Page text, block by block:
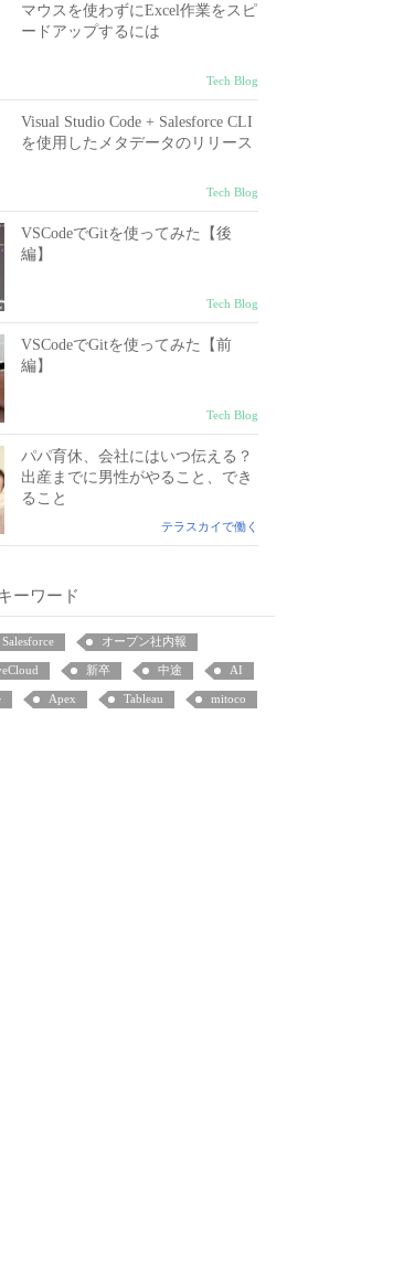
マウスを使わずにExcel作業をスピ
ードアップするには
Tech Blog
Visual Studio Code + Salesforce CLI
を使用したメタデータのリリース
Tech Blog
VSCodeでGitを使ってみた【後
編】
Tech Blog
VSCodeでGitを使ってみた【前
編】
Tech Blog
パパ育休、会社にはいつ伝える？
出産までに男性がやること、でき
ること
テラスカイで働く
ーワード
Salesforce オープン社内報
新卒 中途 AI
Apex Tableau mitoco